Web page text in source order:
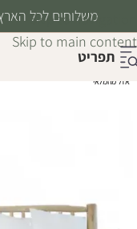
Skip to navigation
Skip to main content
משלוחים לכל הארץ
תפריט
אזל מהמלאי